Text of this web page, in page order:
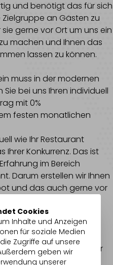
Cookies
Inhalte und Anzeigen
für soziale Medien
Zugriffe auf unsere
geben wir
unserer
und benötigt das für sich
an Gästen zu
gerne vor Ort um uns ein
machen und Ihnen das
lassen zu können.
muss in der modernen
bei uns Ihren individuell
mit 0%
festen monatlichen
wie Ihr Restaurant
Ihrer Konkurrenz. Das ist
im Bereich
Darum erstellen wir Ihnen
und das auch gerne vor
kostenlos von uns
Telefon, Kontaktformular